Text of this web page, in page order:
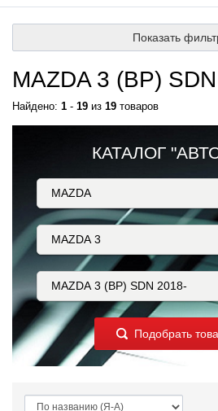
Показать
MAZDA 3 (BP)
Найдено: 1 - 19 из 19 товаров
КАТАЛОГ
Подобрать